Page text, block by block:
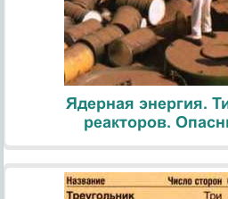
Ядерная энергия.
реакторов.